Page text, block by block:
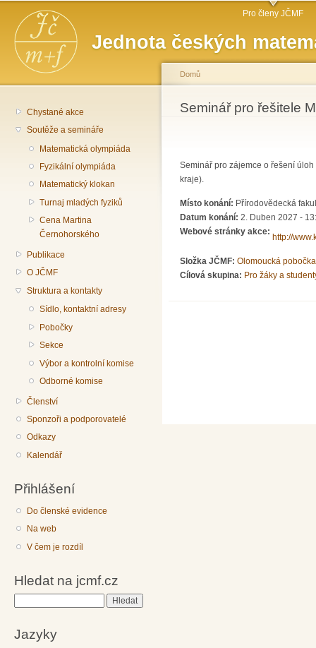
Jednota českých
Hlavní menu Pro členy JČMF
Chystané akce
Soutěže a semináře
Matematická olympiáda
Fyzikální olympiáda
Matematický klokan
Turnaj mladých fyziků
Cena Martina
Černohorského
Publikace
O JČMF
Struktura a kontakty
Sídlo, kontaktní adresy
Pobočky
Sekce
Výbor a kontrolní komise
Odborné komise
Členství
Sponzoři a podporovatelé
Odkazy
Kalendář
Přihlášení
Do členské evidence
Na web
V čem je rozdíl
Hledat na jcmf.cz
Jazyky
Jste zde
Domů
Seminář pro řešitele
Seminář pro zájemce o řešení
kraje).
Místo konání: Přírodovědecká
Datum konání: 2. Duben 2027 -
Webové stránky akce:
http://
Složka JČMF: Olomoucká pobočka
Cílová skupina: Pro žáky a